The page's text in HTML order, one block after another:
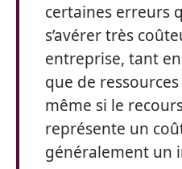
certaines erreurs
s’avérer très
entreprise, tant
que de
même si le
représente un
généralement un